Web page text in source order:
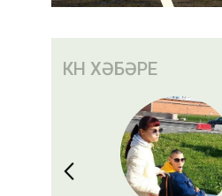
КӨН ХӘБӘРЕ